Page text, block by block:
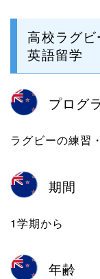
高校ラグ
英語留学
プログ
ラグビーの練習
期間
1学期から
年齢